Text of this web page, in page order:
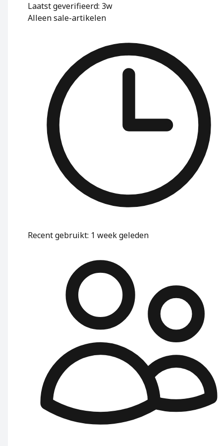
Laatst geverifieerd: 3w
Alleen sale-artikelen
Recent gebruikt: 1 week geleden